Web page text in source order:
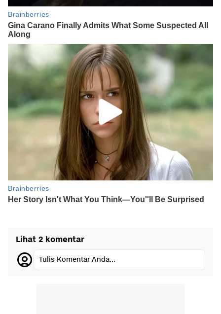
Lihat 2 komentar
Tulis Komentar Anda...